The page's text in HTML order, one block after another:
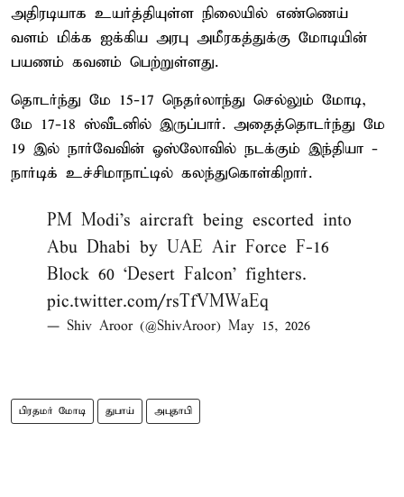
அதிரடியாக உயர்த்தியுள்ள நிலையில் எண்ணெய்
வளம் மிக்க ஐக்கிய அரபு அமீரகத்துக்கு மோடியின்
பயணம் கவனம் பெற்றுள்ளது.
தொடர்ந்து மே 15-17 நெதர்லாந்து செல்லும் மோடி,
மே 17-18 ஸ்வீடனில் இருப்பார். அதைத்தொடர்ந்து மே
19 இல் நார்வேவின் ஓஸ்லோவில் நடக்கும் இந்தியா -
நார்டிக் உச்சிமாநாட்டில் கலந்துகொள்கிறார்.
PM Modi’s aircraft being escorted into
Abu Dhabi by UAE Air Force F-16
Block 60 ‘Desert Falcon’ fighters.
pic.twitter.com/rsTfVMWaEq
— Shiv Aroor (@ShivAroor) May 15, 2026
பிரதமர் மோடி துபாய் அபுதாபி